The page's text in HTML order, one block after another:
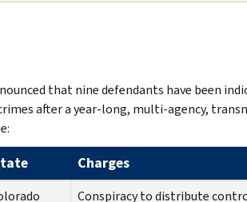
that nine defendants have been
after a year-long, multi-agency,
Charges
Conspiracy to distribute